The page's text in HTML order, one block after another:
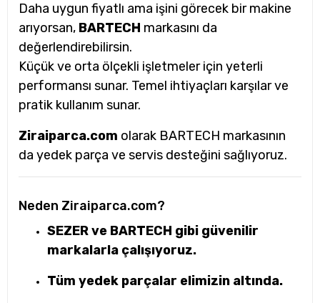
Daha uygun fiyatlı ama işini görecek bir makine
arıyorsan, BARTECH markasını da
değerlendirebilirsin.
Küçük ve orta ölçekli işletmeler için yeterli
performansı sunar. Temel ihtiyaçları karşılar ve
pratik kullanım sunar.
Ziraiparca.com olarak BARTECH markasının
da yedek parça ve servis desteğini sağlıyoruz.
Neden Ziraiparca.com?
SEZER ve BARTECH gibi güvenilir
markalarla çalışıyoruz.
Tüm yedek parçalar elimizin altında.